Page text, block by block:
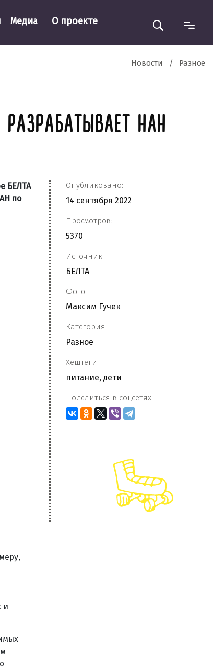
Медиа О проекте
Новости / Разное
НАН
БЕЛТА
по
и
Опубликовано:
14 сентября 2022
Просмотров:
5370
Источник:
БЕЛТА
Фото:
Максим Гучек
Категория:
Разное
Хештеги:
питание, дети
Поделиться в соцсетях: